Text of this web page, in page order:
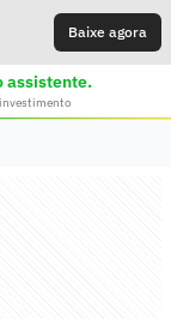
Baixe agora
assistente.